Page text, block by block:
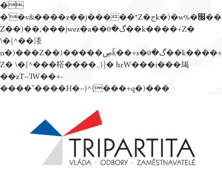
�
�'�v&����z��j�����*Z�حk�)�w%�׬��
Z��)��,���jwez�a��گ�0��k����+Z�
\�{^��溙
n�)���Z��)�����ڝǩ��+s�گ�0��k����+
Z� \�{^���鞳����܆)]� hrW���i���朅
��zƬ~'ߊW��+-
����"����H�~)^{���+q�)���